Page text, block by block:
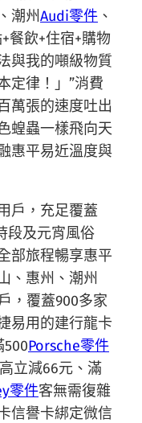
潮州Audi零件 、
餐飲+住宿+購物
與我的噸級物質
定律！」”消費
萬張的速度吐出
蝗蟲一樣飛向天
惠平易近溫度與
戶，充足覆蓋
段及元宵風俗
部旅程暢享惠平
、惠州、潮州
，覆蓋900多家
易用的建行龍卡
Porsche零件
立減66元、滿
零件客無需復雜
信譽卡綁定微信